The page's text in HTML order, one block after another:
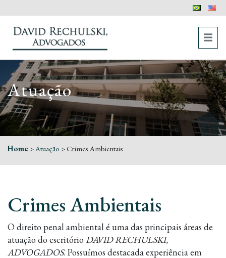
Atuação
Home >Atuação >Crimes Ambientais
Crimes Ambientais
O direito penal ambiental é uma das principais áreas de
atuação do escritório DAVID RECHULSKI,
ADVOGADOS. Possuímos destacada experiência em